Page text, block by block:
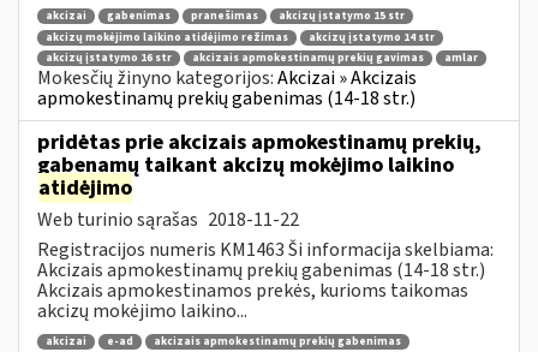
akcizai gabenimas pranešimas
akcizų įstatymo 15 str
akcizų mokėjimo laikino atidėjimo režimas
akcizų įstatymo 14 str
akcizų įstatymo 16 str
akcizais apmokestinamų prekių gavimas amlar
Mokesčių žinyno kategorijos:Akcizai » Akcizais
apmokestinamų prekių gabenimas (14-18 str.)
pridėtas prie akcizais apmokestinamų prekių,
gabenamų taikant akcizų mokėjimo laikino
atidėjimo
Web turinio sąrašas 2018-11-22
Registracijos numeris KM1463 Ši informacija skelbiama:
Akcizais apmokestinamų prekių gabenimas (14-18 str.)
Akcizais apmokestinamos prekės, kurioms taikomas
akcizų mokėjimo laikino...
akcizai e-ad
akcizais apmokestinamų prekių gabenimas